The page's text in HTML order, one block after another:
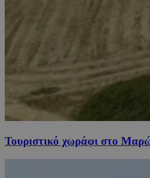
Τουριστικό χωράφι στο